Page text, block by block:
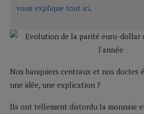
vous explique tout ici.
Nos banquiers centraux et nos doctes
une idée, une explication ?
Ils ont tellement distordu la monnaie